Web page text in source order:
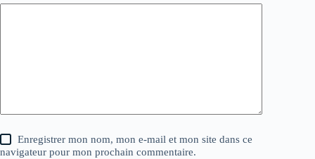
Enregistrer mon nom, mon e-mail et mon site dans ce
navigateur pour mon prochain commentaire.